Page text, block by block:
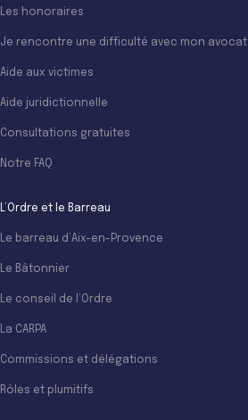
Les honoraires
Je rencontre une difficulté avec mon avocat
Aide aux victimes
Aide juridictionnelle
Consultations gratuites
Notre FAQ
L’Ordre et le Barreau
Le barreau d’Aix-en-Provence
Le Bâtonnier
Le conseil de l’Ordre
La CARPA
Commissions et délégations
Rôles et plumitifs